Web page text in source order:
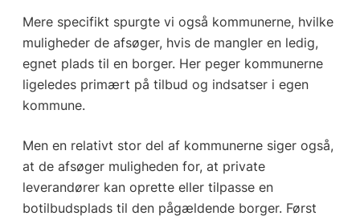
Mere specifikt spurgte vi også kommunerne, hvilke
muligheder de afsøger, hvis de mangler en ledig,
egnet plads til en borger. Her peger kommunerne
ligeledes primært på tilbud og indsatser i egen
kommune.
Men en relativt stor del af kommunerne siger også,
at de afsøger muligheden for, at private
leverandører kan oprette eller tilpasse en
botilbudsplads til den pågældende borger. Først